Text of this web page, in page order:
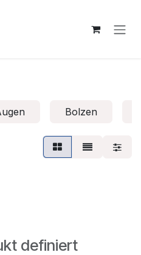
Bolzen
definiert